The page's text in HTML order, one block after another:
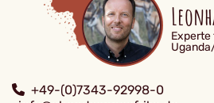
Experte
+49-(0)7343-92998-0